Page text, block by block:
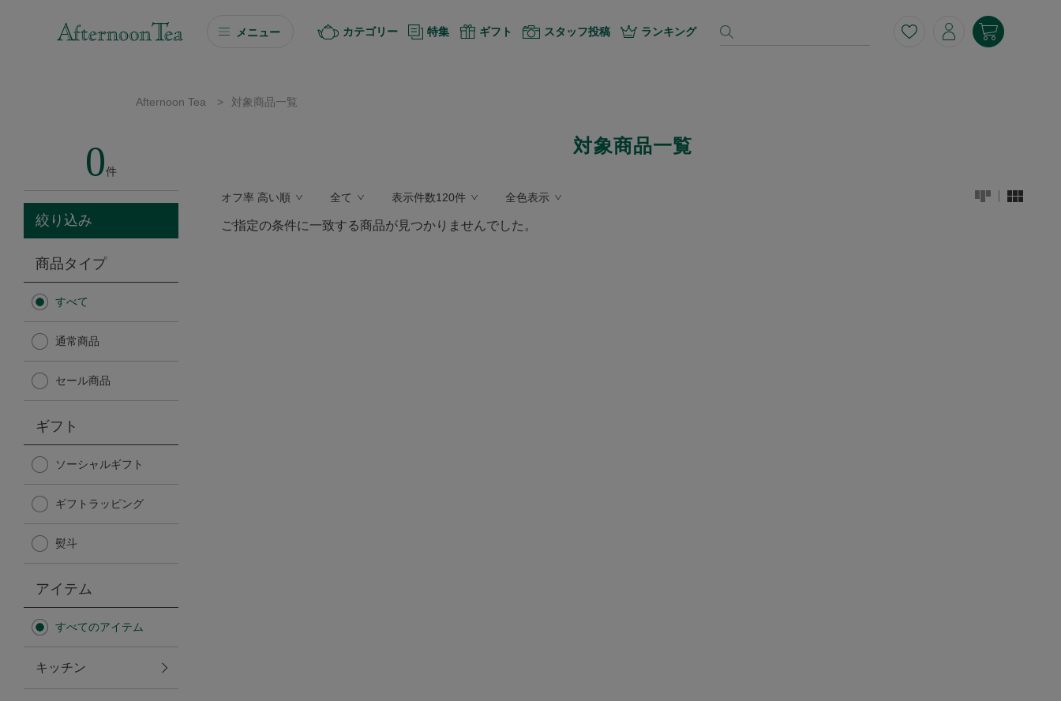
メニュー
ソーシャルギフト
カタログギフト
Afternoon Tea TEAROOM
Afternoon Tea TEAROOM
日傘
保冷バッグ
無重力シリーズ
カテゴリー 特集 ギフト スタッフ投稿 ランキング
Afternoon Tea > 対象商品一覧
0件
絞り込み
商品タイプ
すべて
通常商品
セール商品
ギフト
ソーシャルギフト
ギフトラッピング
熨斗
アイテム
すべてのアイテム
キッチン
対象商品一覧
オフ率 高い順 全て 表示件数120件 全色表示
ご指定の条件に一致する商品が見つかりませんでした。